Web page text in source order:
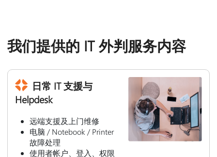
我们提供的 IT 外判服务内容
日常 IT 支援与
Helpdesk
远端支援及上门维修
电脑 / Notebook / Printer
故障处理
使用者帐户、登入、权限